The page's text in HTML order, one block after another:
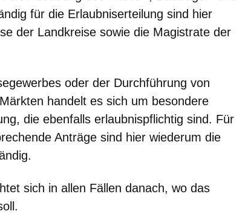
für die Erlaubniserteilung sind hier
der Landkreise sowie die Magistrate der
oder der Durchführung von
handelt es sich um besondere
die ebenfalls erlaubnispflichtig sind. Für
Anträge sind hier wiederum die
sich in allen Fällen danach, wo das